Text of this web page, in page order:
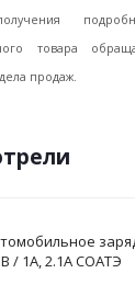
товара
продаж.
/ 1А, 2.1А СОАТЭ